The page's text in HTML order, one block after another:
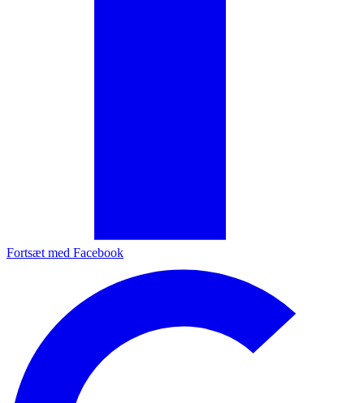
Fortsæt med Facebook